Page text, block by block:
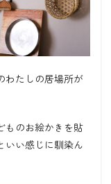
わたしの居場所が
ものお絵かきを貼
いい感じに馴染ん